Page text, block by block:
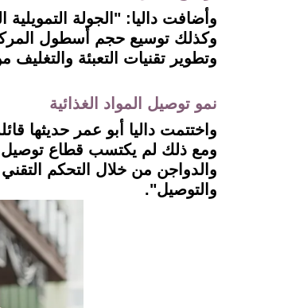
وأضافت داليا: "الجولة
وكذلك توسيع حجم أسطول
وتطوير تقنيات التعبئة والتغليف
نمو توصيل المواد الغذائية
واختتمت داليا أبو عمر حديثها
والدواجن من خلال التحكم
والتوصيل".